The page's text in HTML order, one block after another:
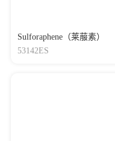
Sulforaphene（莱菔素）
53142ES